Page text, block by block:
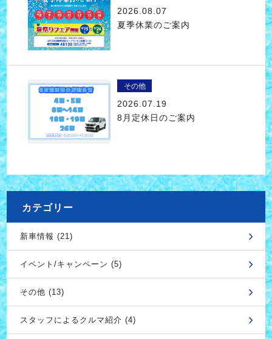
2026.08.07
夏季休業のご案内
その他
2026.07.19
8月定休日のご案内
カテゴリー
新車情報 (21)
イベント/キャンペーン (5)
その他 (13)
スタッフによるクルマ紹介 (4)